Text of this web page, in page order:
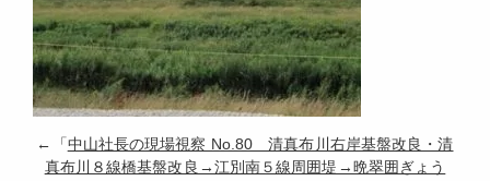
←「 中山社長の現場視察 No.80 清真布川右岸基盤改良・清
真布川８線橋基盤改良→江別南５線周囲堤→晩翠囲ぎょう